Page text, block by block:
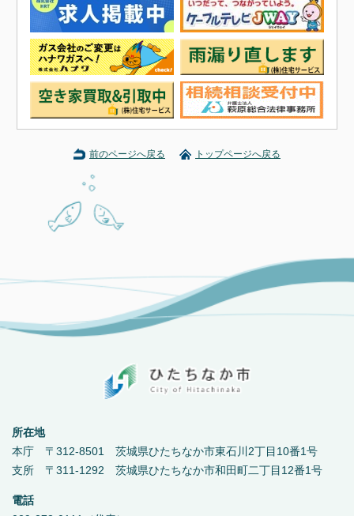
前のページへ戻る トップページへ戻る
所在地
本庁 〒312-8501 茨城県ひたちなか市東石川2丁目10番1号
支所 〒311-1292 茨城県ひたちなか市和田町二丁目12番1号
電話